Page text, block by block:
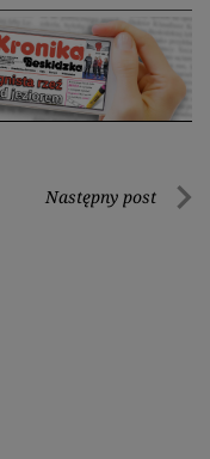
Następny post